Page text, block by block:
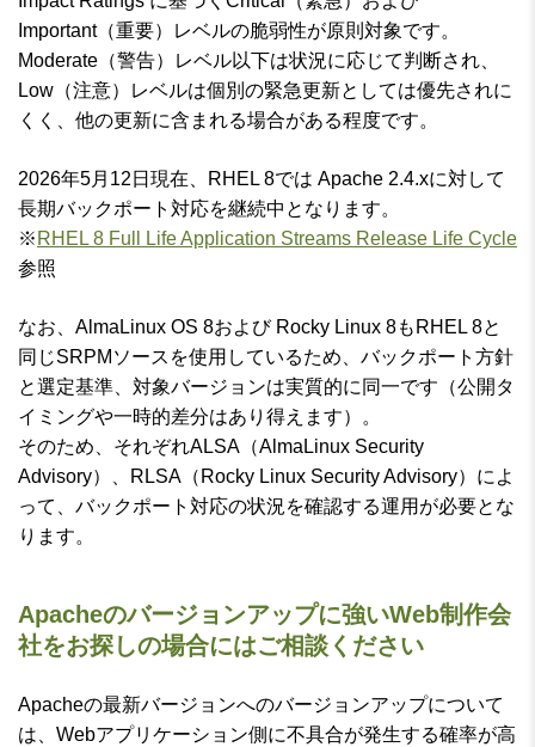
Important（重要）レベルの脆弱性が原則対象です。
Moderate（警告）レベル以下は状況に応じて判断され、
Low（注意）レベルは個別の緊急更新としては優先されに
くく、他の更新に含まれる場合がある程度です。
2026年5月12日現在、RHEL 8では Apache 2.4.xに対して
長期バックポート対応を継続中となります。
※ RHEL 8 Full Life Application Streams Release Life Cycle
参照
なお、AlmaLinux OS 8および Rocky Linux 8もRHEL 8と
同じSRPMソースを使用しているため、バックポート方針
と選定基準、対象バージョンは実質的に同一です（公開タ
イミングや一時的差分はあり得えます）。
そのため、それぞれALSA（AlmaLinux Security
Advisory）、RLSA（Rocky Linux Security Advisory）によ
って、バックポート対応の状況を確認する運用が必要とな
ります。
Apacheのバージョンアップに強いWeb制作会
社をお探しの場合にはご相談ください
Apacheの最新バージョンへのバージョンアップについて
は、Webアプリケーション側に不具合が発生する確率が高